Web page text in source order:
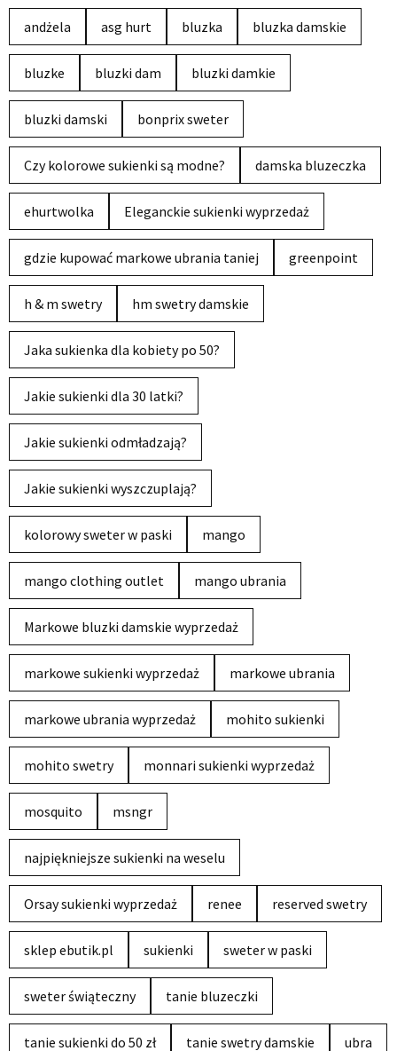
andżela asg hurt bluzka bluzka damskie
bluzke bluzki dam bluzki damkie
bluzki damski bonprix sweter
Czy kolorowe sukienki są modne? damska bluzeczka
ehurtwolka Eleganckie sukienki wyprzedaż
gdzie kupować markowe ubrania taniej greenpoint
h & m swetry hm swetry damskie
Jaka sukienka dla kobiety po 50?
Jakie sukienki dla 30 latki?
Jakie sukienki odmładzają?
Jakie sukienki wyszczuplają?
kolorowy sweter w paski mango
mango clothing outlet mango ubrania
Markowe bluzki damskie wyprzedaż
markowe sukienki wyprzedaż markowe ubrania
markowe ubrania wyprzedaż mohito sukienki
mohito swetry monnari sukienki wyprzedaż
mosquito msngr
najpiękniejsze sukienki na weselu
Orsay sukienki wyprzedaż renee reserved swetry
sklep ebutik.pl sukienki sweter w paski
sweter świąteczny tanie bluzeczki
tanie sukienki do 50 zł tanie swetry damskie ubra